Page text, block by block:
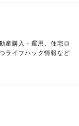
産購入・運用、住宅ロ
ライフハック情報など